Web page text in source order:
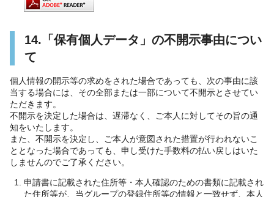
14.「保有個人データ」の不開示事由につい
て
個人情報の開示等の求めをされた場合であっても、次の事由に該
当する場合には、その全部または一部について不開示とさせてい
ただきます。
不開示を決定した場合は、遅滞なく、ご本人に対してその旨の通
知をいたします。
また、不開示を決定し、ご本人が意図された措置が行われないこ
ととなった場合であっても、申し受けた手数料の払い戻しはいた
しませんのでご了承ください。
申請書に記載された住所等・本人確認のための書類に記載され
た住所等が、当グループの登録住所等の情報と一致せず、本人